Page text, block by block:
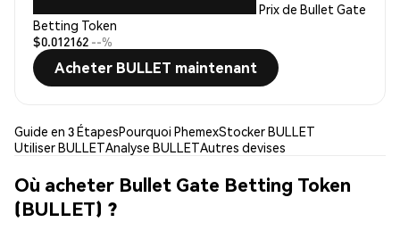
Prix de Bullet Gate
Betting Token
$0.012162 --%
Acheter BULLET maintenant
Guide en 3 ÉtapesPourquoi PhemexStocker BULLET
Utiliser BULLETAnalyse BULLETAutres devises
Où acheter Bullet Gate Betting Token
(BULLET) ?